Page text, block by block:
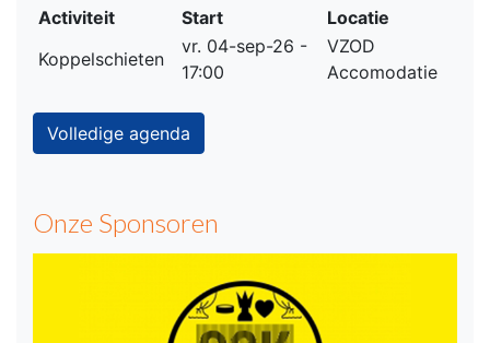
Activiteit Start
Locatie
Koppelschieten
vr. 04-sep-26 -
17:00
VZOD
Accomodatie
Volledige agenda
Onze Sponsoren